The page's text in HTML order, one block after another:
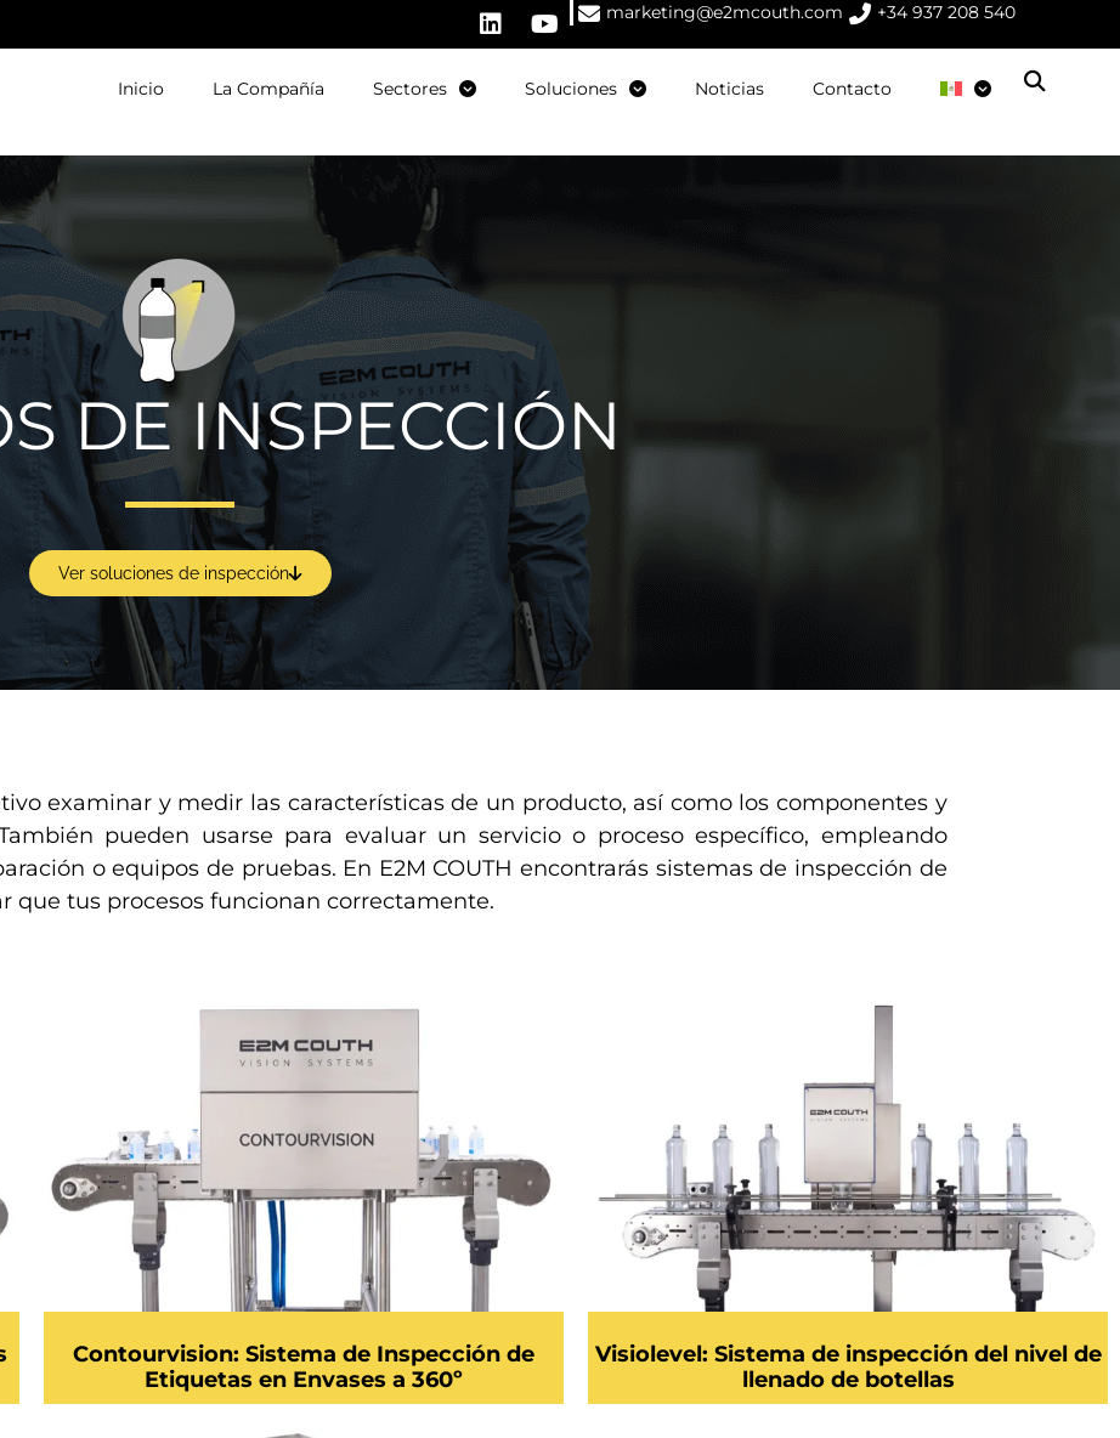
marketing@e2mcouth.com +34 937 208 540
Inicio La Compañía Sectores Soluciones Noticias Contacto
DE INSPECCIÓN
Ver soluciones de inspección
examinar y medir las características de un producto, así como los componentes y
pueden usarse para evaluar un servicio o proceso específico, empleando
o equipos de pruebas. En E2M COUTH encontrarás sistemas de inspección de
que tus procesos funcionan correctamente.
Contourvision: Sistema de Inspección de
Etiquetas en Envases a 360º
Visiolevel: Sistema de inspección del nivel de
llenado de botellas